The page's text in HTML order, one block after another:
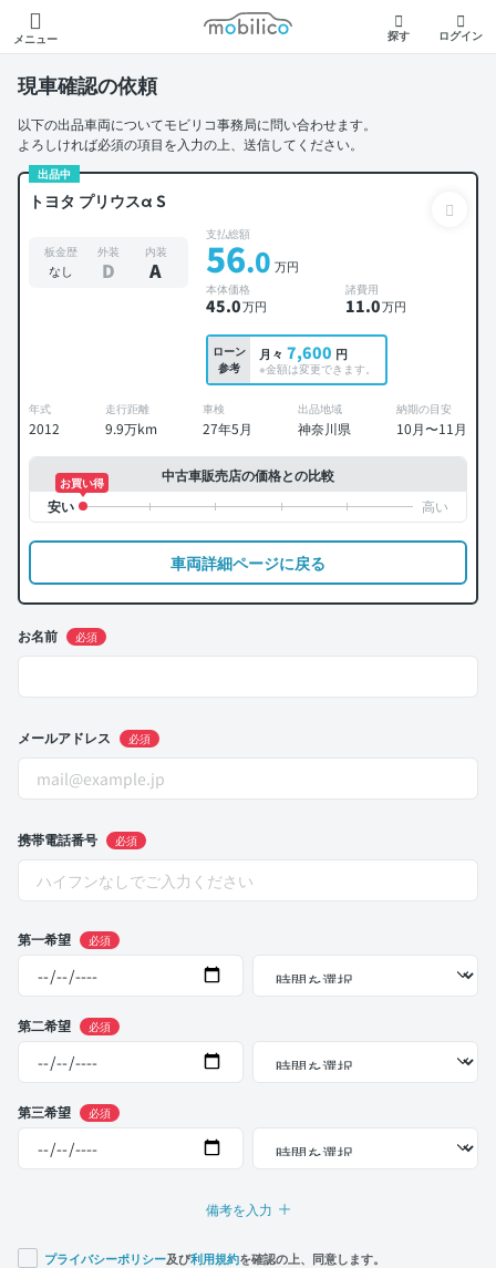
メニュー
モビリコ
探す ログイン
現車確認の依頼
以下の出品車両についてモビリコ事務局に問い合わせます。
よろしければ必須の項目を入力の上、送信してください。
出品中
トヨタ プリウスα S
板金歴
なし
外装
D
内装
A
支払総額
56.0 万円
本体価格
45.0万円
諸費用
11.0万円
ローン
参考
月々 7,600 円
※金額は変更できます。
年式
2012
走行距離
9.9万km
車検
27年5月
出品地域
神奈川県
納期の目安
10月〜11月
中古車販売店の価格との比較
お買い得
車両詳細ページに戻る
お名前 必須
メールアドレス 必須
携帯電話番号 必須
第一希望 必須
第二希望 必須
第三希望 必須
備考を入力
プライバシーポリシー及び利用規約を確認の上、同意します。